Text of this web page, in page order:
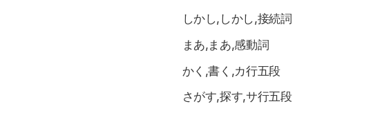
しかし,しかし,接続詞
まあ,まあ,感動詞
かく,書く,カ行五段
さがす,探す,サ行五段